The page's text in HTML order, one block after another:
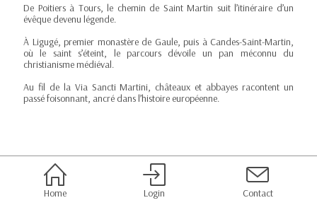
De Poitiers à Tours, le chemin de Saint Martin suit l’itinéraire d’un
évêque devenu légende.
À Ligugé, premier monastère de Gaule, puis à Candes-Saint-Martin,
où le saint s’éteint, le parcours dévoile un pan méconnu du
christianisme médiéval.
Au fil de la Via Sancti Martini, châteaux et abbayes racontent un
passé foisonnant, ancré dans l’histoire européenne.
Home Login Contact